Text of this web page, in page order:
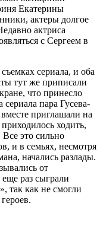
Екатерины
актеры долгое
актриса
с Сергеем в
сериала, и оба
тут же приписали
что принесло
пара Гусева-
приглашали на
ходить,
это сильно
и в семьях, несмотря
начались разлады.
от
раз сыграли
так как не смогли